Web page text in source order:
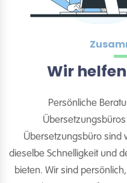
Wir helfen
Persönliche
Übersetzungsbüro sind
dieselbe Schnelligkeit und
bieten. Wir sind